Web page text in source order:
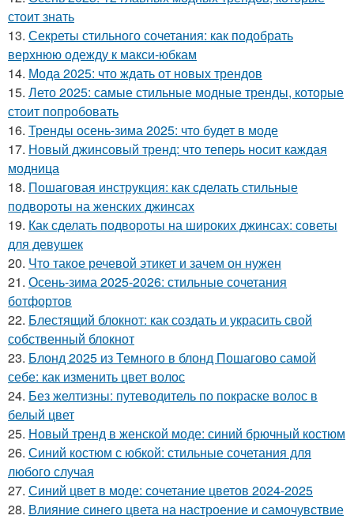
стоит знать
13. Секреты стильного сочетания: как подобрать
верхнюю одежду к макси-юбкам
14. Мода 2025: что ждать от новых трендов
15. Лето 2025: самые стильные модные тренды, которые
стоит попробовать
16. Тренды осень-зима 2025: что будет в моде
17. Новый джинсовый тренд: что теперь носит каждая
модница
18. Пошаговая инструкция: как сделать стильные
подвороты на женских джинсах
19. Как сделать подвороты на широких джинсах: советы
для девушек
20. Что такое речевой этикет и зачем он нужен
21. Осень-зима 2025-2026: стильные сочетания
ботфортов
22. Блестящий блокнот: как создать и украсить свой
собственный блокнот
23. Блонд 2025 из Темного в блонд Пошагово самой
себе: как изменить цвет волос
24. Без желтизны: путеводитель по покраске волос в
белый цвет
25. Новый тренд в женской моде: синий брючный костюм
26. Синий костюм с юбкой: стильные сочетания для
любого случая
27. Синий цвет в моде: сочетание цветов 2024-2025
28. Влияние синего цвета на настроение и самочувствие